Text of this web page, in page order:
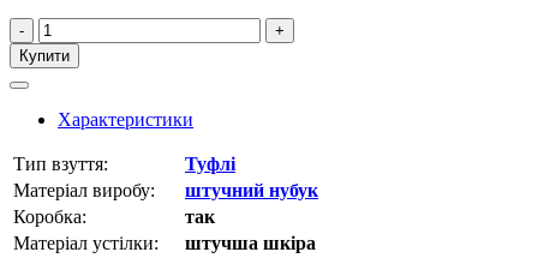
-
+
Купити
Характеристики
Тип взуття:
Туфлі
Матеріал виробу:
штучний нубук
Коробка:
так
Матеріал устілки:
штучша шкіра